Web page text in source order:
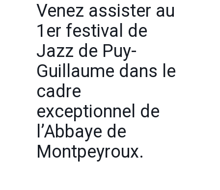
Venez assister au
1er festival de
Jazz de Puy-
Guillaume dans le
cadre
exceptionnel de
l’Abbaye de
Montpeyroux.